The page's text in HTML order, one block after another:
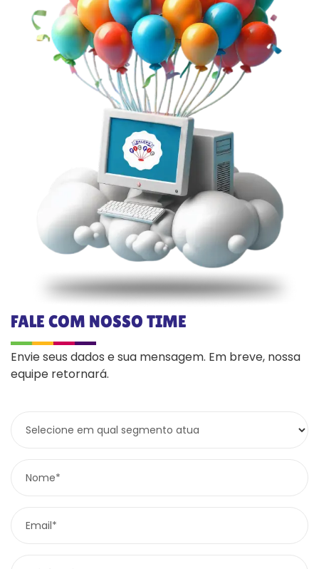
FALE COM NOSSO TIME
Envie seus dados e sua mensagem. Em breve, nossa
equipe retornará.
Selecione em qual segmento atua
Nome*
Email*